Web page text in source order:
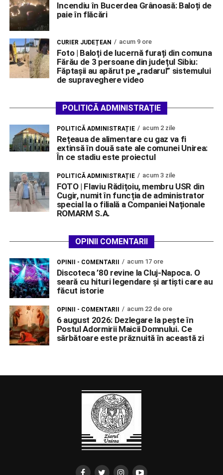
Incendiu în Bucerdea Grânoasă: Baloți de
paie în flăcări
CURIER JUDEȚEAN acum 9 ore
Foto | Baloți de lucernă furați din comuna
Fărău de 3 persoane din județul Sibiu:
Făptașii au apărut pe „radarul” sistemului
de supraveghere video
POLITICĂ ADMINISTRAȚIE
POLITICĂ ADMINISTRAȚIE acum 2 zile
Rețeaua de alimentare cu gaz va fi
extinsă în două sate ale comunei Unirea:
În ce stadiu este proiectul
POLITICĂ ADMINISTRAȚIE acum 3 zile
FOTO | Flaviu Rădițoiu, membru USR din
Cugir, numit în funcția de administrator
special la o filială a Companiei Naționale
ROMARM S.A.
OPINII COMENTARII
OPINII - COMENTARII acum 17 ore
Discoteca ’80 revine la Cluj-Napoca. O
seară cu hituri legendare și artiști care au
făcut istorie
OPINII - COMENTARII acum 22 de ore
6 august 2026: Dezlegare la pește în
Postul Adormirii Maicii Domnului. Ce
sărbătoare este prăznuită în această zi